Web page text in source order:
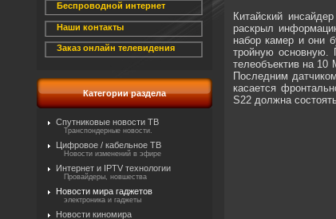
Беспроводной интернет
Наши контакты
Заказ онлайн телевидения
Категории раздела
Спутниковые новости ТВ
Транспондерные новости.
Цифровое / кабельное ТВ
Новости изменений в эфире
Интернет и IPTV технологии
Провайдеры, новшества
Новости мира гаджетов
электроника и гаджеты
Новости киномира
Китайский
раскрыл
набор камер и они
тройную основную.
телеобъектив на 10
Последним
касается
S22 должна